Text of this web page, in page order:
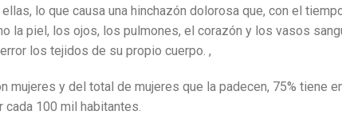
lo que causa una hinchazón dolorosa que, con el
la piel, los ojos, los pulmones, el corazón y los vasos
los tejidos de su propio cuerpo. ,
mujeres y del total de mujeres que la padecen, 75% tiene
100 mil habitantes.